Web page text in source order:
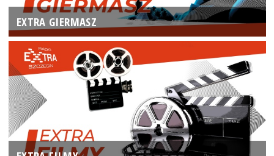
EXTRA GIERMASZ